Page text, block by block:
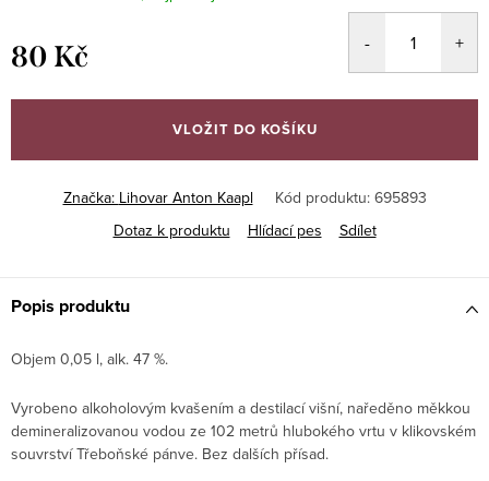
80 Kč
cena:
VLOŽIT DO KOŠÍKU
Značka: Lihovar Anton Kaapl Kód produktu: 695893
Dotaz k produktu
Hlídací pes Sdílet
Popis produktu
Objem 0,05 l, alk. 47 %.
Vyrobeno alkoholovým kvašením a destilací višní, naředěno měkkou
demineralizovanou vodou ze 102 metrů hlubokého vrtu v klikovském
souvrství Třeboňské pánve. Bez dalších přísad.